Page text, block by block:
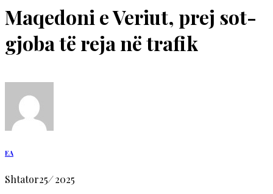
Maqedoni e Veriut, prej sot-
gjoba të reja në trafik
EA
Shtator25/2025